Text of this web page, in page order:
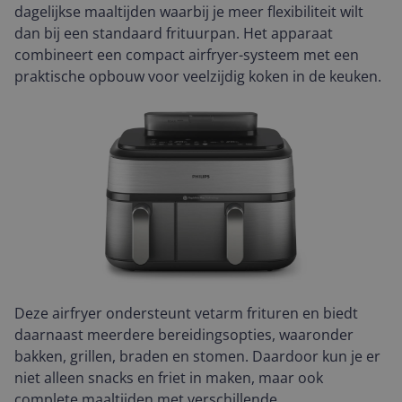
dagelijkse maaltijden waarbij je meer flexibiliteit wilt
dan bij een standaard frituurpan. Het apparaat
combineert een compact airfryer-systeem met een
praktische opbouw voor veelzijdig koken in de keuken.
Deze airfryer ondersteunt vetarm frituren en biedt
daarnaast meerdere bereidingsopties, waaronder
bakken, grillen, braden en stomen. Daardoor kun je er
niet alleen snacks en friet in maken, maar ook